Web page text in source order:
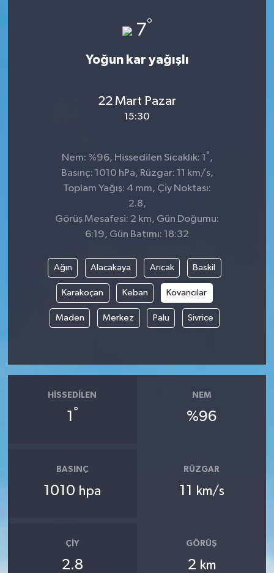
7°
Yoğun kar yağışlı
22 Mart Pazar
15:30
Nem: %96, Hissedilen Sıcaklık: 1 ° ,
Basınç: 1010 hPa, Rüzgar: 11 km/s,
Toplam Yağış: 4 mm, Çiy Noktası:
2.8,
Görüş Mesafesi: 2 km, Gün Doğumu:
6:19, Gün Batımı: 18:32
Ağın Alacakaya Arıcak Baskil
Karakoçan Keban Kovancılar
Maden Merkez Palu Sivrice
HISSEDILEN
1 °
NEM
%96
BASINÇ
1010 hpa
RÜZGAR
11 km/s
ÇIY
2.8
GÖRÜŞ
2 km
KURDÎ
Sağlık & Yaşam
Siyaset
Spor